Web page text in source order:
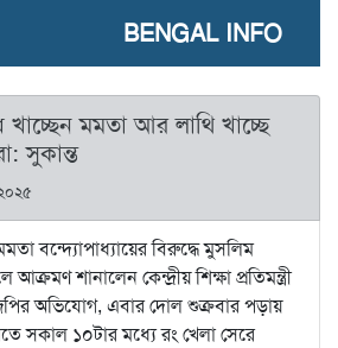
BENGAL INFO
মমতা আর লাথি খাচ্ছে
সুকান্ত
বন্দ্যোপাধ্যায়ের বিরুদ্ধে মুসলিম
শানালেন কেন্দ্রীয় শিক্ষা প্রতিমন্ত্রী
অভিযোগ, এবার দোল শুক্রবার পড়ায়
সকাল ১০টার মধ্যে রং খেলা সেরে